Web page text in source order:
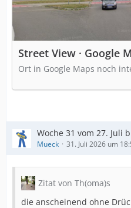
Street View · Google
Ort in Google Maps noch
Woche 31 vom 27. Juli
Mueck 31. Juli 2026 um
Zitat von Th(oma)s
die anscheinend ohne